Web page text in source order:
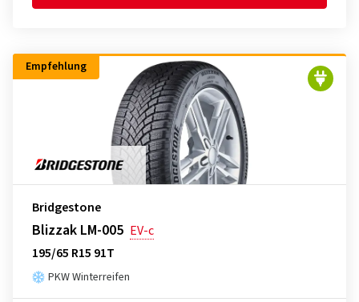
Empfehlung
Bridgestone
Blizzak LM-005 EV-c
195/65 R15 91T
PKW Winterreifen